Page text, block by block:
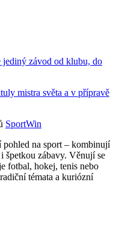
jediný závod od klubu, do
mistra světa a v přípravě
SportWin
na sport – kombinují
špetkou zábavy. Věnují se
fotbal, hokej, tenis nebo
témata a kuriózní